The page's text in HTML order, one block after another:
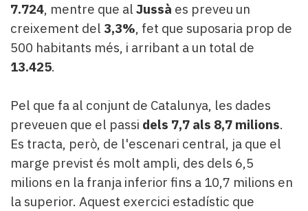
7.724, mentre que al Jussà es preveu un
creixement del 3,3%, fet que suposaria prop de
500 habitants més, i arribant a un total de
13.425.
Pel que fa al conjunt de Catalunya, les dades
preveuen que el passi dels 7,7 als 8,7 milions.
Es tracta, però, de l'escenari central, ja que el
marge previst és molt ampli, des dels 6,5
milions en la franja inferior fins a 10,7 milions en
la superior. Aquest exercici estadístic que